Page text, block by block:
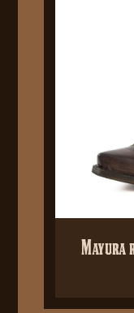
Mayura